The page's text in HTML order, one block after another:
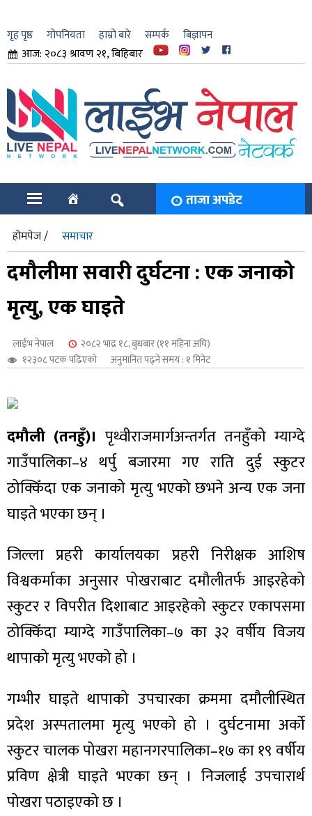
गृह पृष्ठ गोपनियता हाम्रो बारे सम्पर्क बिज्ञापन
आज: २०८३ श्रावण २१, बिहिबार
ताजा अपडेट
होमपेज / समाचार
दमौलीमा सवारी दुर्घटना : एक जनाको
मृत्यु, एक घाइते
लाईभ नेपाल
२०८२ भाद्र १८, बुधबार (११ महिना अघि)
१२३०८ पटक पढिएको
अनुमानित पढ्ने समय : १ मिनेट
दमौली (तनहुँ)। पृथ्वीराजमार्गअन्तर्गत तनहुँको म्याग्दे
गाउँपालिका–४ थर्पु बजारमा गए राति दुई स्कुटर
ठोक्किँदा एक जनाको मृत्यु भएको छभने अन्य एक जना
घाइते भएका छन् ।
जिल्ला प्रहरी कार्यालयका प्रहरी निरीक्षक आशिष
विश्वकर्माका अनुसार पोखराबाट दमौलीतर्फ आइरहेको
स्कुटर र विपरीत दिशाबाट आइरहेको स्कुटर एकापसमा
ठोक्किँदा म्याग्दे गाउँपालिका–७ का ३२ वर्षीय विजय
थापाको मृत्यु भएको हो ।
गम्भीर घाइते थापाको उपचारका क्रममा दमौलीस्थित
प्रदेश अस्पतालमा मृत्यु भएको हो । दुर्घटनामा अर्को
स्कुटर चालक पोखरा महानगरपालिका–१७ का १९ वर्षीय
प्रविण क्षेत्री घाइते भएका छन् । निजलाई उपचारार्थ
पोखरा पठाइएको छ ।